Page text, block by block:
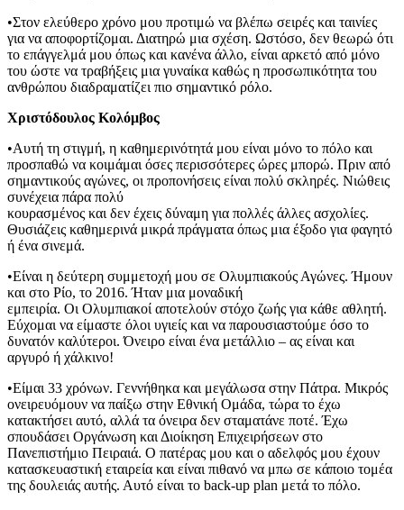
•Στον ελεύθερο χρόνο μου προτιμώ να βλέπω σειρές και ταινίες
για να αποφορτίζομαι. Διατηρώ μια σχέση. Ωστόσο, δεν θεωρώ ότι
το επάγγελμά μου όπως και κανένα άλλο, είναι αρκετό από μόνο
του ώστε να τραβήξεις μια γυναίκα καθώς η προσωπικότητα του
ανθρώπου διαδραματίζει πιο σημαντικό ρόλο.
Χριστόδουλος Κολόμβος
•Αυτή τη στιγμή, η καθημερινότητά μου είναι μόνο το πόλο και
προσπαθώ να κοιμάμαι όσες περισσότερες ώρες μπορώ. Πριν από
σημαντικούς αγώνες, οι προπονήσεις είναι πολύ σκληρές. Νιώθεις
συνέχεια πάρα πολύ
κουρασμένος και δεν έχεις δύναμη για πολλές άλλες ασχολίες.
Θυσιάζεις καθημερινά μικρά πράγματα όπως μια έξοδο για φαγητό
ή ένα σινεμά.
•Είναι η δεύτερη συμμετοχή μου σε Ολυμπιακούς Αγώνες. Ήμουν
και στο Ρίο, το 2016. Ήταν μια μοναδική
εμπειρία. Οι Ολυμπιακοί αποτελούν στόχο ζωής για κάθε αθλητή.
Εύχομαι να είμαστε όλοι υγιείς και να παρουσιαστούμε όσο το
δυνατόν καλύτεροι. Όνειρο είναι ένα μετάλλιο – ας είναι και
αργυρό ή χάλκινο!
•Είμαι 33 χρόνων. Γεννήθηκα και μεγάλωσα στην Πάτρα. Μικρός
ονειρευόμουν να παίξω στην Εθνική Ομάδα, τώρα το έχω
κατακτήσει αυτό, αλλά τα όνειρα δεν σταματάνε ποτέ. Έχω
σπουδάσει Οργάνωση και Διοίκηση Επιχειρήσεων στο
Πανεπιστήμιο Πειραιά. Ο πατέρας μου και ο αδελφός μου έχουν
κατασκευαστική εταιρεία και είναι πιθανό να μπω σε κάποιο τομέα
της δουλειάς αυτής. Αυτό είναι το back-up plan μετά το πόλο.